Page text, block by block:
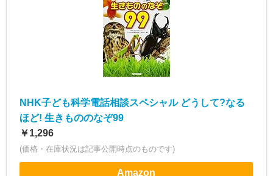
NHK子ども科学電話相談スペシャル どうして?なる
ほど! 生きもののなぞ99
￥1,296
(価格・在庫状況は記事公開時点のものです)
Amazon